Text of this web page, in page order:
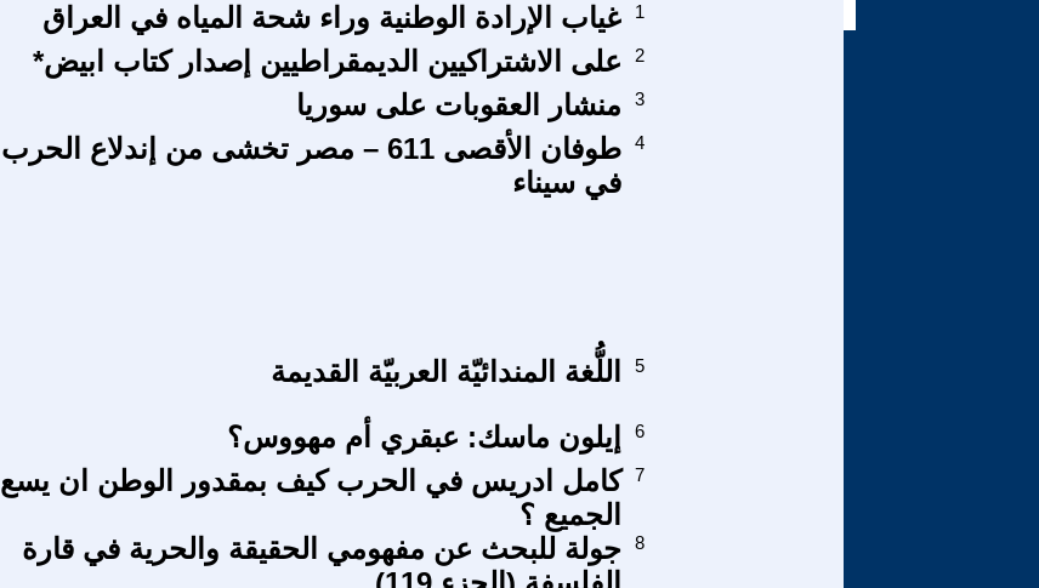
غياب الإرادة الوطنية وراء شحة المياه في العراق 1
على الاشتراكيين الديمقراطيين إصدار كتاب ابيض* 2
منشار العقوبات على سوريا 3
طوفان الأقصى 611 – مصر تخشى من إندلاع الحرب
في سيناء
4
اللُّغة المندائيّة العربيّة القديمة 5
إيلون ماسك: عبقري أم مهووس؟ 6
كامل ادريس في الحرب كيف بمقدور الوطن ان يسع
الجميع ؟‎
7
جولة للبحث عن مفهومي الحقيقة والحرية في قارة
8